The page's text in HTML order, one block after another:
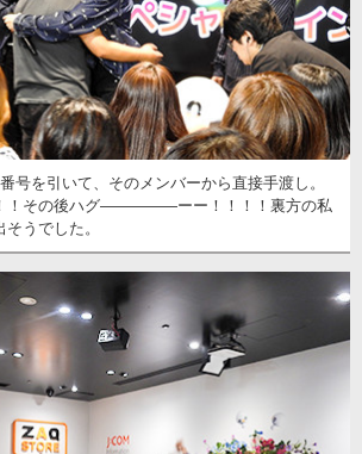
号を引いて、そのメンバーから直接手渡し。
！その後ハグ―――――ーー！！！！裏方の私
うでした。